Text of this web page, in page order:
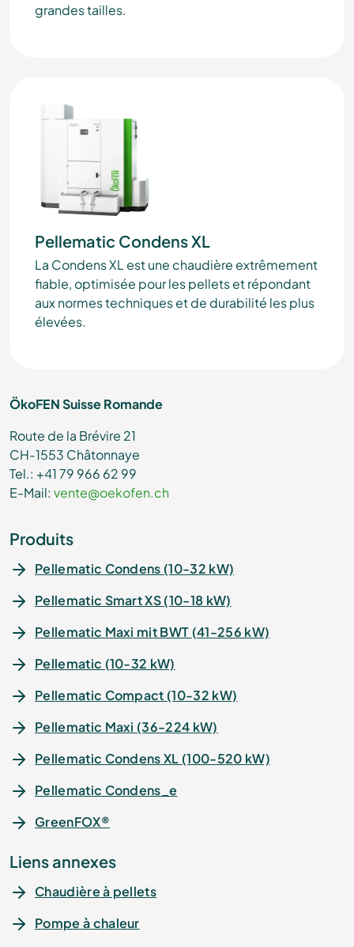
grandes tailles.
Pellematic Condens XL
La Condens XL est une chaudière extrêmement
fiable, optimisée pour les pellets et répondant
aux normes techniques et de durabilité les plus
élevées.
ÖkoFEN Suisse Romande
Route de la Brévire 21
CH-1553 Châtonnaye
Tel.: +41 79 966 62 99
E-Mail: vente@oekofen.ch
Produits
Pellematic Condens (10-32 kW)
Pellematic Smart XS (10-18 kW)
Pellematic Maxi mit BWT (41-256 kW)
Pellematic (10-32 kW)
Pellematic Compact (10-32 kW)
Pellematic Maxi (36-224 kW)
Pellematic Condens XL (100-520 kW)
Pellematic Condens_e
GreenFOX®
Liens annexes
Chaudière à pellets
Pompe à chaleur